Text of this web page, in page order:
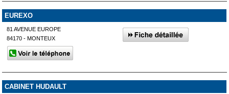
EUREXO
81 AVENUE EUROPE
84170 - MONTEUX
CABINET HUDAULT